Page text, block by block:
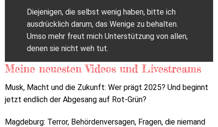
Diejenigen, die selbst wenig haben, bitte ich
ausdrücklich darum, das Wenige zu behalten.
Umso mehr freut mich Unterstützung von allen,
denen sie nicht weh tut.
Meine neuesten Videos und Livestreams
Musk, Macht und die Zukunft: Wer prägt 2025? Und beginnt
jetzt endlich der Abgesang auf Rot-Grün?
Magdeburg: Terror, Behördenversagen, Fragen, die niemand